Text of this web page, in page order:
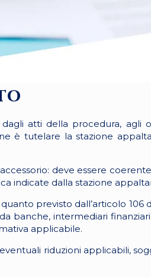
atti della procedura, agli
è tutelare la stazione
deve essere
indicate dalla stazione
previsto dall’articolo 106
banche, intermediari
applicabile.
riduzioni applicabili,